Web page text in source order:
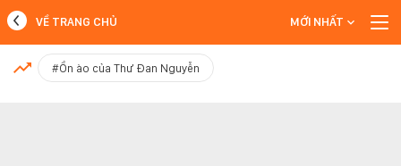
MỚI NHẤT
VỀ TRANG CHỦ MỚI NHẤT
#Ồn ào của Thư Đan Nguyễn